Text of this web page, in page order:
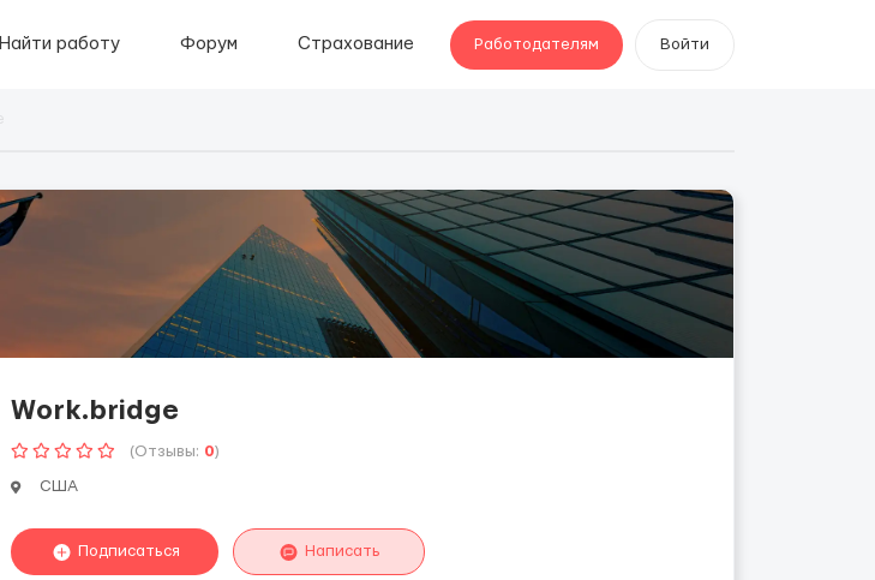
Найти работу Форум Страхование Работодателям Войти
Work.bridge
(Отзывы: 0)
США
Подписаться Написать